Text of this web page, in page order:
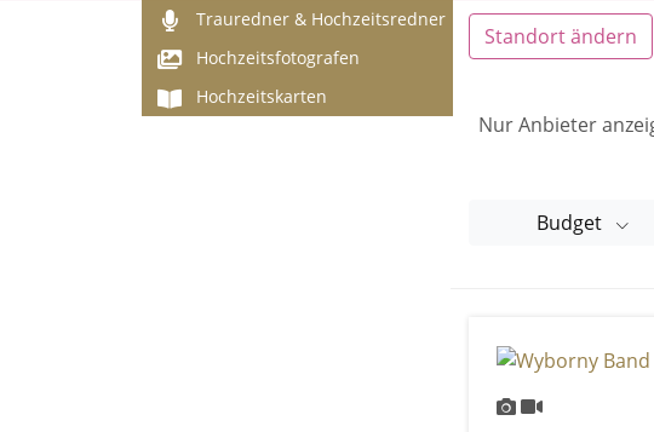
Trauredner & Hochzeitsredner
Hochzeitsfotografen
Hochzeitskarten
Standort ändern
Nur Anbieter
Budget